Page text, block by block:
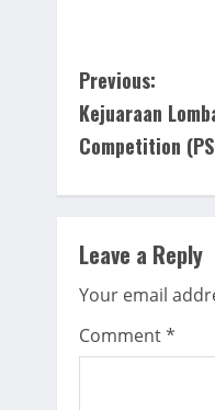
C
o
i
n
u
Previous:
Kejuaraan
Competition
Leave a Reply
Your email
Comment*